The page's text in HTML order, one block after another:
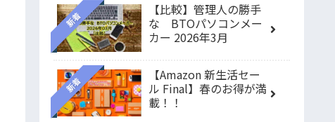
新着
【比較】管理人の勝手
な BTOパソコンメー
カー 2026年3月
新着
【Amazon 新生活セー
ル Final】春のお得が満
載！！